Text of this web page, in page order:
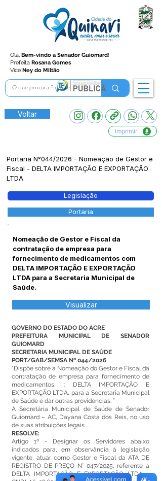
Olá, Bem-vindo a Senador Guiomard!
Prefeita Rosana Gomes
Vice Ney do Miltão
Voltar
Imprimir
Portaria N°044/2026 - Nomeação de Gestor e
Fiscal - DELTA IMPORTAÇÃO E EXPORTAÇÃO
LTDA
Legislação
Portaria
Nomeação de Gestor e Fiscal da
contratação de empresa para
fornecimento de medicamentos com
DELTA IMPORTAÇÃO E EXPORTAÇÃO
LTDA para a Secretaria Municipal de
Saúde.
Visualizar
GOVERNO DO ESTADO DO ACRE
PREFEITURA MUNICIPAL DE SENADOR
GUIOMARD
SECRETARIA MUNICIPAL DE SAÚDE
PORT/GAB/SEMSA Nº 044/2026
“Dispõe sobre a Nomeação do Gestor e Fiscal da
contratação de empresa para fornecimento de
medicamentos, : DELTA IMPORTAÇÃO E
EXPORTAÇÃO LTDA, para a Secretaria Municipal
de Saúde e dar outras providencias. ”
A Secretária Municipal de Saúde de Senador
Guiomard – AC, Dayana Costa dos Reis, no uso
de suas atribuições legais ...
RESOLVE:
Artigo 1º - Designar os Servidores abaixo
indicados para, em observância à legislação
vigente, atuar como Gestor e Fiscal da ATA DE
REGISTRO DE PREÇO N° 047/2025, referente a
DELTA IMPORTAÇÃO E EXPORTAÇÃO LTDA -